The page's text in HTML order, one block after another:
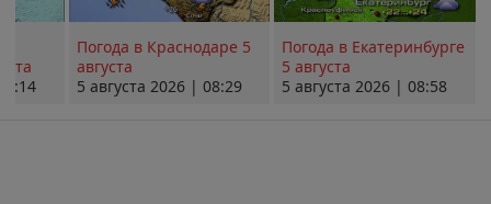
Погода в Краснодаре 5
августа
5 августа 2026 | 08:29
Погода в Екатеринбурге
5 августа
5 августа 2026 | 08:58